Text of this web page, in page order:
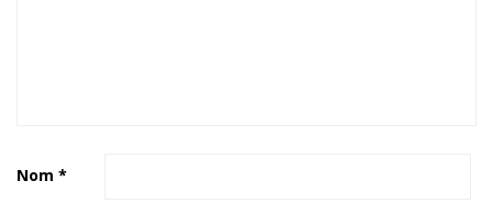
Nom *